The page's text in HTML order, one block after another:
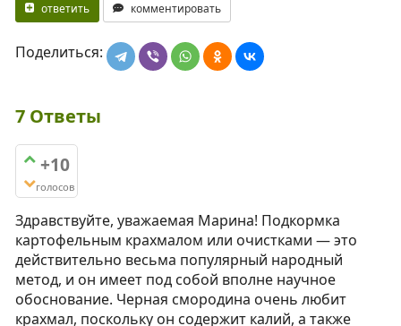
ответить комментировать
Поделиться:
7 Ответы
+10
голосов
Здравствуйте, уважаемая Марина! Подкормка
картофельным крахмалом или очистками — это
действительно весьма популярный народный
метод, и он имеет под собой вполне научное
обоснование. Черная смородина очень любит
крахмал, поскольку он содержит калий, а также